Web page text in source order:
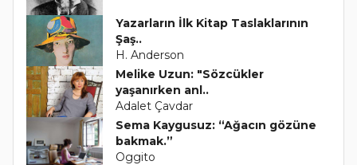
Yazarların İlk Kitap Taslaklarının
Şaş..
H. Anderson
Melike Uzun: "Sözcükler
yaşanırken anl..
Adalet Çavdar
Sema Kaygusuz: “Ağacın gözüne
bakmak.”
Oggito